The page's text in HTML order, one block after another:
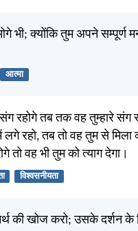
भी; क्योंकि तुम अपने सम्पूर्ण
आत्मा
रहोगे तब तक वह तुम्हारे संग
रहो, तब तो वह तुम से मिला
तो वह भी तुम को त्याग देगा।
विश्वसनीयता
की खोज करो; उसके दर्शन के